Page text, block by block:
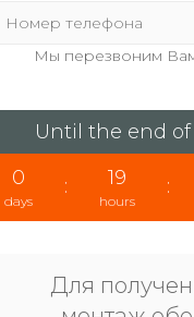
Мы перезвоним
Until the end
0
days
: 19
hours
:
Для